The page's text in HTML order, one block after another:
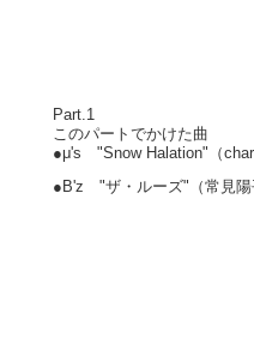
Part.1
このパートでかけた曲
●μ's "Snow Halation"（
●B'z "ザ・ルーズ"（常見陽